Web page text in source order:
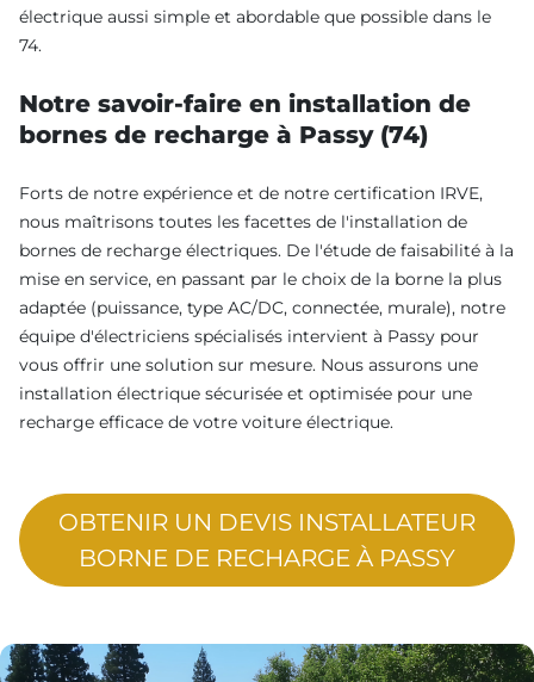
électrique aussi simple et abordable que possible dans le
74.
Notre savoir-faire en installation de
bornes de recharge à Passy (74)
Forts de notre expérience et de notre certification IRVE,
nous maîtrisons toutes les facettes de l'installation de
bornes de recharge électriques. De l'étude de faisabilité à la
mise en service, en passant par le choix de la borne la plus
adaptée (puissance, type AC/DC, connectée, murale), notre
équipe d'électriciens spécialisés intervient à Passy pour
vous offrir une solution sur mesure. Nous assurons une
installation électrique sécurisée et optimisée pour une
recharge efficace de votre voiture électrique.
OBTENIR UN DEVIS INSTALLATEUR
BORNE DE RECHARGE À PASSY